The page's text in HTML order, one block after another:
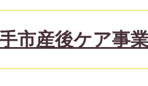
市産後ケア事